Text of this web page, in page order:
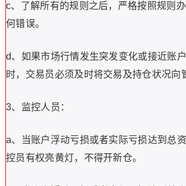
c、了解所有的规则之后，严格按照规则
何错误。
d、如果市场行情发生突发变化或接近账
时，交易员必须及时将交易及持仓状况向
3、监控人员：
a、当账户浮动亏损或者实际亏损达到总
控员有权亮黄灯，不得开新仓。